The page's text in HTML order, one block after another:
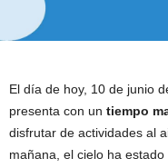
El día de hoy, 10 de junio
presenta con un tiempo
disfrutar de actividades al
mañana, el cielo ha